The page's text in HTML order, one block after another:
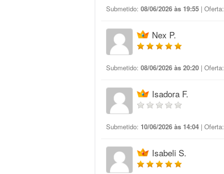
Submetido: 08/06/2026 às 19:55 | Oferta:
Nex P.
Submetido: 08/06/2026 às 20:20 | Oferta:
Isadora F.
Submetido: 10/06/2026 às 14:04 | Oferta:
Isabeli S.